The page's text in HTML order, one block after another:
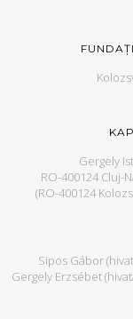
Gergely
RO-400124 Cluj-
(RO-400124
Sipos Gábor
Gergely Erzsébet